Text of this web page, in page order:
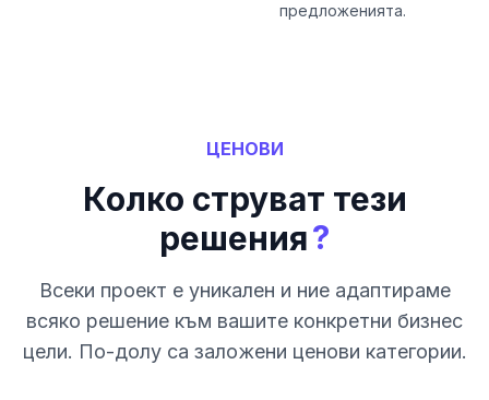
предложенията.
ЦЕНОВИ
Колко струват тези
решения?
Всеки проект е уникален и ние адаптираме
всяко решение към вашите конкретни бизнес
цели. По-долу са заложени ценови категории.